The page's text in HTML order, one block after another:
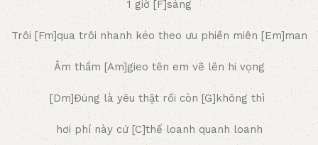
1 giờ [F]sáng
Trôi [Fm]qua trôi nhanh kéo theo ưu phiền miên [Em]man
Âm thầm [Am]gieo tên em vẽ lên hi vọng
[Dm]Đúng là yêu thật rồi còn [G]không thì
hơi phí này cứ [C]thế loanh quanh loanh